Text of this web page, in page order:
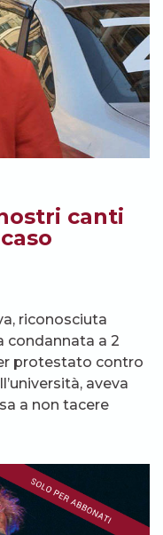
canti
riconosciuta
condannata a 2
protestato contro
aveva
a non tacere